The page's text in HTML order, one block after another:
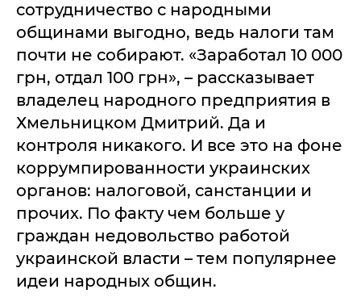
сотрудничество с народными
общинами выгодно, ведь налоги там
почти не собирают. «Заработал 10 000
грн, отдал 100 грн», – рассказывает
владелец народного предприятия в
Хмельницком Дмитрий. Да и
контроля никакого. И все это на фоне
коррумпированности украинских
органов: налоговой, санстанции и
прочих. По факту чем больше у
граждан недовольство работой
украинской власти – тем популярнее
идеи народных общин.